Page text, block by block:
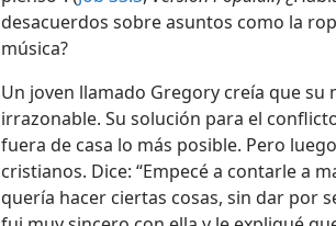
desacuerdos sobre asuntos como la
música?
Un joven llamado Gregory creía que
irrazonable. Su solución para el
fuera de casa lo más posible. Pero
cristianos. Dice: “Empecé a contarle a
quería hacer ciertas cosas, sin dar por